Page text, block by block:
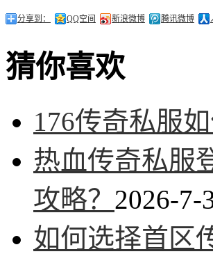
分享到： QQ空间 新浪微博 腾讯微博
猜你喜欢
176传奇私服
热血传奇私服
攻略？ 2026-7-
如何选择首区